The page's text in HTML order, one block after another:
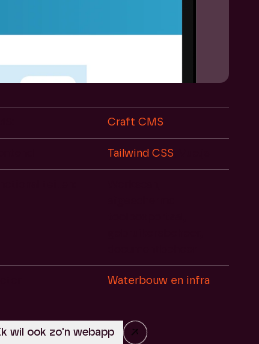
Craft CMS
Tailwind CSS
Waterbouw en infra
→